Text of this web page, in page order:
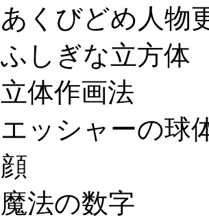
あくびどめ人物
ふしぎな立方体
立体作画法
エッシャーの球
顔
魔法の数字